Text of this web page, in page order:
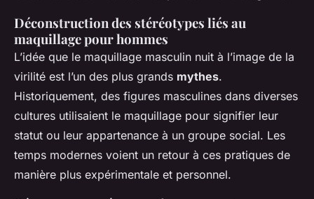
Déconstruction des stéréotypes liés au
maquillage pour hommes
L’idée que le maquillage masculin nuit à l’image de la
virilité est l’un des plus grands mythes.
Historiquement, des figures masculines dans diverses
cultures utilisaient le maquillage pour signifier leur
statut ou leur appartenance à un groupe social. Les
temps modernes voient un retour à ces pratiques de
manière plus expérimentale et personnel.